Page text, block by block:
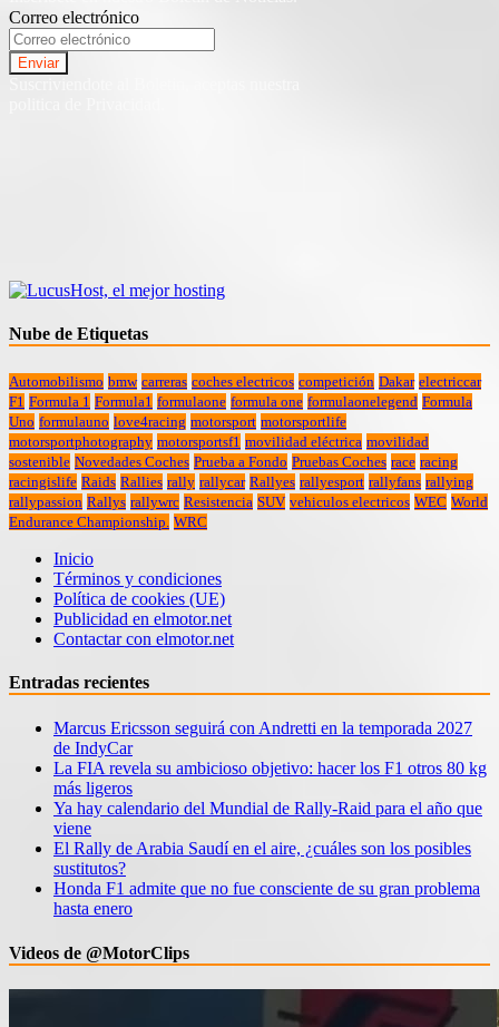
Correo electrónico
Nube de Etiquetas
Automobilismo bmw carreras coches electricos competición Dakar electriccar
F1 Formula 1 Formula1 formulaone formula one formulaonelegend Formula
Uno formulauno love4racing motorsport motorsportlife
motorsportphotography motorsportsf1 movilidad eléctrica movilidad
sostenible Novedades Coches Prueba a Fondo Pruebas Coches race racing
racingislife Raids Rallies rally rallycar Rallyes rallyesport rallyfans rallying
rallypassion Rallys rallywrc Resistencia SUV vehiculos electricos WEC World
Endurance Championship. WRC
Inicio
Términos y condiciones
Política de cookies (UE)
Publicidad en elmotor.net
Contactar con elmotor.net
Entradas recientes
Marcus Ericsson seguirá con Andretti en la temporada 2027
de IndyCar
La FIA revela su ambicioso objetivo: hacer los F1 otros 80 kg
más ligeros
Ya hay calendario del Mundial de Rally-Raid para el año que
viene
El Rally de Arabia Saudí en el aire, ¿cuáles son los posibles
sustitutos?
Honda F1 admite que no fue consciente de su gran problema
hasta enero
Videos de @MotorClips